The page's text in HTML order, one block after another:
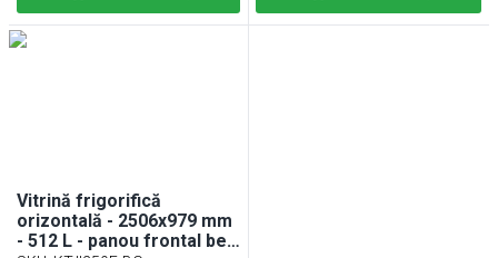
Vitrină frigorifică
orizontală - 2506x979 mm
- 512 L - panou frontal bej